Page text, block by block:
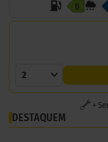
B
2
+
DESTAQUEM